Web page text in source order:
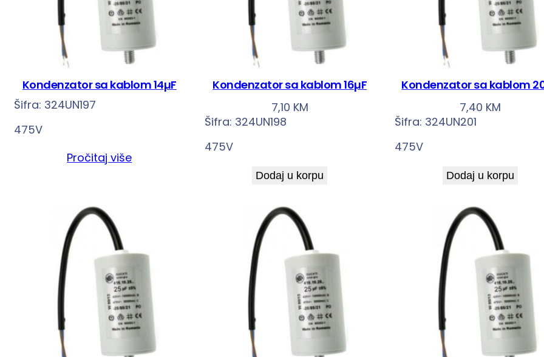
Kondenzator sa kablom 14µF
Šifra: 324UN197
475V
Pročitaj više
Kondenzator sa kablom 16µF
7,10 KM
Šifra: 324UN198
475V
Dodaj u korpu
Kondenzator sa kablom
7,40 KM
Šifra: 324UN201
475V
Dodaj u korpu